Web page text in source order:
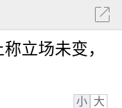
立场未变，
小 大